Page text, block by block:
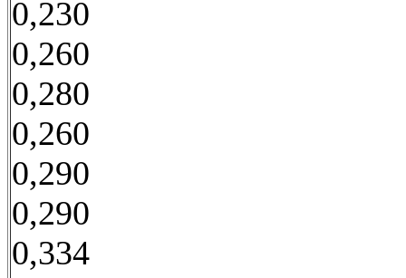
0,230
0,260
0,280
0,260
0,290
0,290
0,334